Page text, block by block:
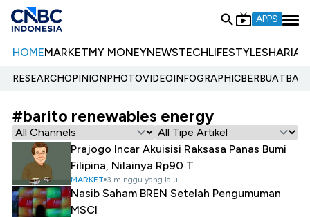
APPS
HOMEMARKETMY MONEYNEWSTECHLIFESTYLESHARIA
RESEARCHOPINIONPHOTOVIDEOINFOGRAPHIC
#barito renewables energy
Prajogo Incar Akuisisi Raksasa Panas Bumi
Filipina, Nilainya Rp90 T
MARKET 3 minggu yang lalu
Nasib Saham BREN Setelah Pengumuman
MSCI